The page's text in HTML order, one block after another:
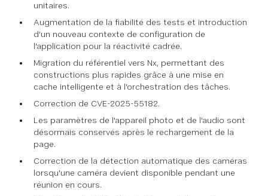
unitaires.
Augmentation de la fiabilité des tests et introduction
d'un nouveau contexte de configuration de
l'application pour la réactivité cadrée.
Migration du référentiel vers Nx, permettant des
constructions plus rapides grâce à une mise en
cache intelligente et à l'orchestration des tâches.
Correction de CVE-2025-55182.
Les paramètres de l'appareil photo et de l'audio sont
désormais conservés après le rechargement de la
page.
Correction de la détection automatique des caméras
lorsqu'une caméra devient disponible pendant une
réunion en cours.